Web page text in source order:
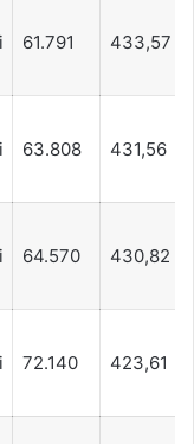
61.791 433,57
63.808 431,56
64.570 430,82
72.140 423,61